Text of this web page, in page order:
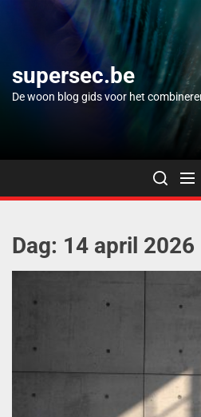
supersec.be
De woon blog gids voor het
Dag: 14 april 2026